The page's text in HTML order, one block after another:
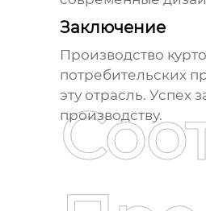
Заключение
Производство
потребительских
эту отрасль. Успех
производству.